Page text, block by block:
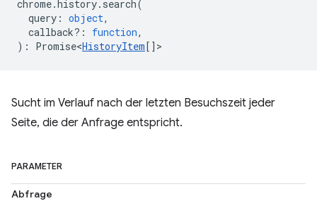
chrome.history. search(
query : object,
callback? : function,
) : Promise<HistoryItem[] >
Sucht im Verlauf nach der letzten Besuchszeit jeder
Seite, die der Anfrage entspricht.
PARAMETER
Abfrage